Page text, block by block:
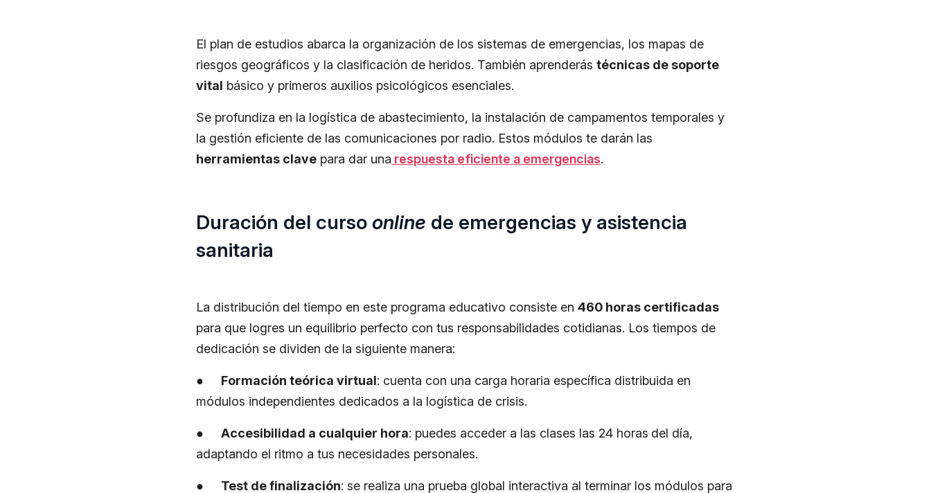
El plan de estudios abarca la organización de los sistemas de emergencias, los mapas de
riesgos geográficos y la clasificación de heridos. También aprenderás técnicas de soporte
vital básico y primeros auxilios psicológicos esenciales.
Se profundiza en la logística de abastecimiento, la instalación de campamentos temporales y
la gestión eficiente de las comunicaciones por radio. Estos módulos te darán las
herramientas clave para dar una respuesta eficiente a emergencias.
Duración del curso online de emergencias y asistencia
sanitaria
La distribución del tiempo en este programa educativo consiste en 460 horas certificadas
para que logres un equilibrio perfecto con tus responsabilidades cotidianas. Los tiempos de
dedicación se dividen de la siguiente manera:
● Formación teórica virtual: cuenta con una carga horaria específica distribuida en
módulos independientes dedicados a la logística de crisis.
● Accesibilidad a cualquier hora: puedes acceder a las clases las 24 horas del día,
adaptando el ritmo a tus necesidades personales.
● Test de finalización: se realiza una prueba global interactiva al terminar los módulos para